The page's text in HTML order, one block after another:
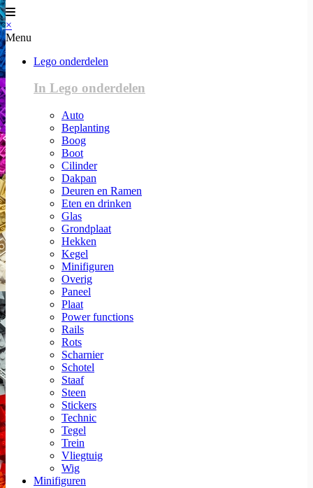
×
Menu
Lego onderdelen
In Lego onderdelen
Auto
Beplanting
Boog
Boot
Cilinder
Dakpan
Deuren en Ramen
Eten en drinken
Glas
Grondplaat
Hekken
Kegel
Minifiguren
Overig
Paneel
Plaat
Power functions
Rails
Rots
Scharnier
Schotel
Staaf
Steen
Stickers
Technic
Tegel
Trein
Vliegtuig
Wig
Minifiguren